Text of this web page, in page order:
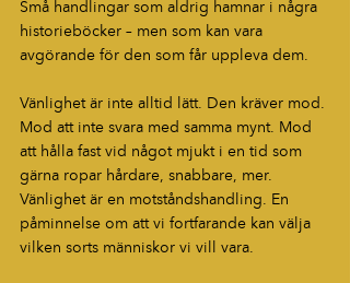
Små handlingar som aldrig hamnar i några
historieböcker – men som kan vara
avgörande för den som får uppleva dem.
Vänlighet är inte alltid lätt. Den kräver mod.
Mod att inte svara med samma mynt. Mod
att hålla fast vid något mjukt i en tid som
gärna ropar hårdare, snabbare, mer.
Vänlighet är en motståndshandling. En
påminnelse om att vi fortfarande kan välja
vilken sorts människor vi vill vara.